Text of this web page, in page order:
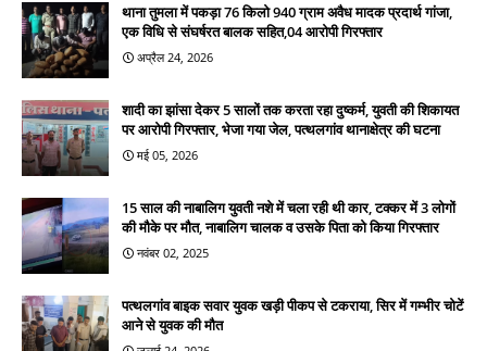
थाना तुमला में पकड़ा 76 किलो 940 ग्राम अवैध मादक प्रदार्थ गांजा,
एक विधि से संघर्षरत बालक सहित,04 आरोपी गिरफ्तार
अप्रैल 24, 2026
शादी का झांसा देकर 5 सालों तक करता रहा दुष्कर्म, युवती की शिकायत
पर आरोपी गिरफ्तार, भेजा गया जेल, पत्थलगांव थानाक्षेत्र की घटना
मई 05, 2026
15 साल की नाबालिग युवती नशे में चला रही थी कार, टक्कर में 3 लोगों
की मौके पर मौत, नाबालिग चालक व उसके पिता को किया गिरफ्तार
नवंबर 02, 2025
पत्थलगांव बाइक सवार युवक खड़ी पीकप से टकराया, सिर में गम्भीर चोटें
आने से युवक की मौत